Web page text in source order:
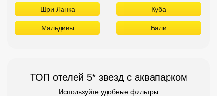
Шри Ланка Куба
Мальдивы Бали
ТОП отелей 5* звезд с аквапарком
Используйте удобные фильтры